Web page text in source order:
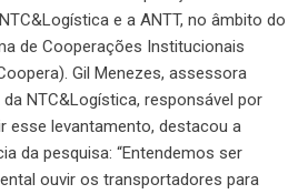
e a ANTT, no âmbito do
de Cooperações Institucionais
Gil Menezes, assessora
NTC&Logística, responsável por
esse levantamento, destacou a
da pesquisa: “Entendemos ser
ouvir os transportadores para